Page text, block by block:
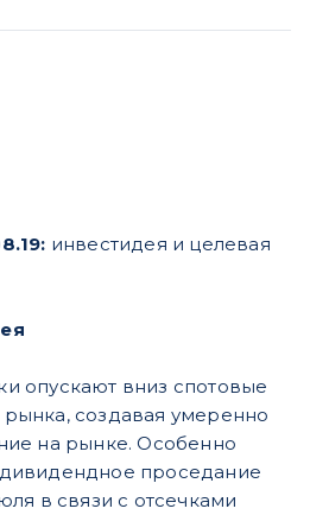
инвестидея и целевая
опускают вниз спотовые
создавая умеренно
на рынке. Особенно
проседание
в связи с отсечками